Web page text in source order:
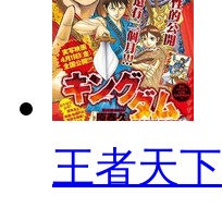
王者天下